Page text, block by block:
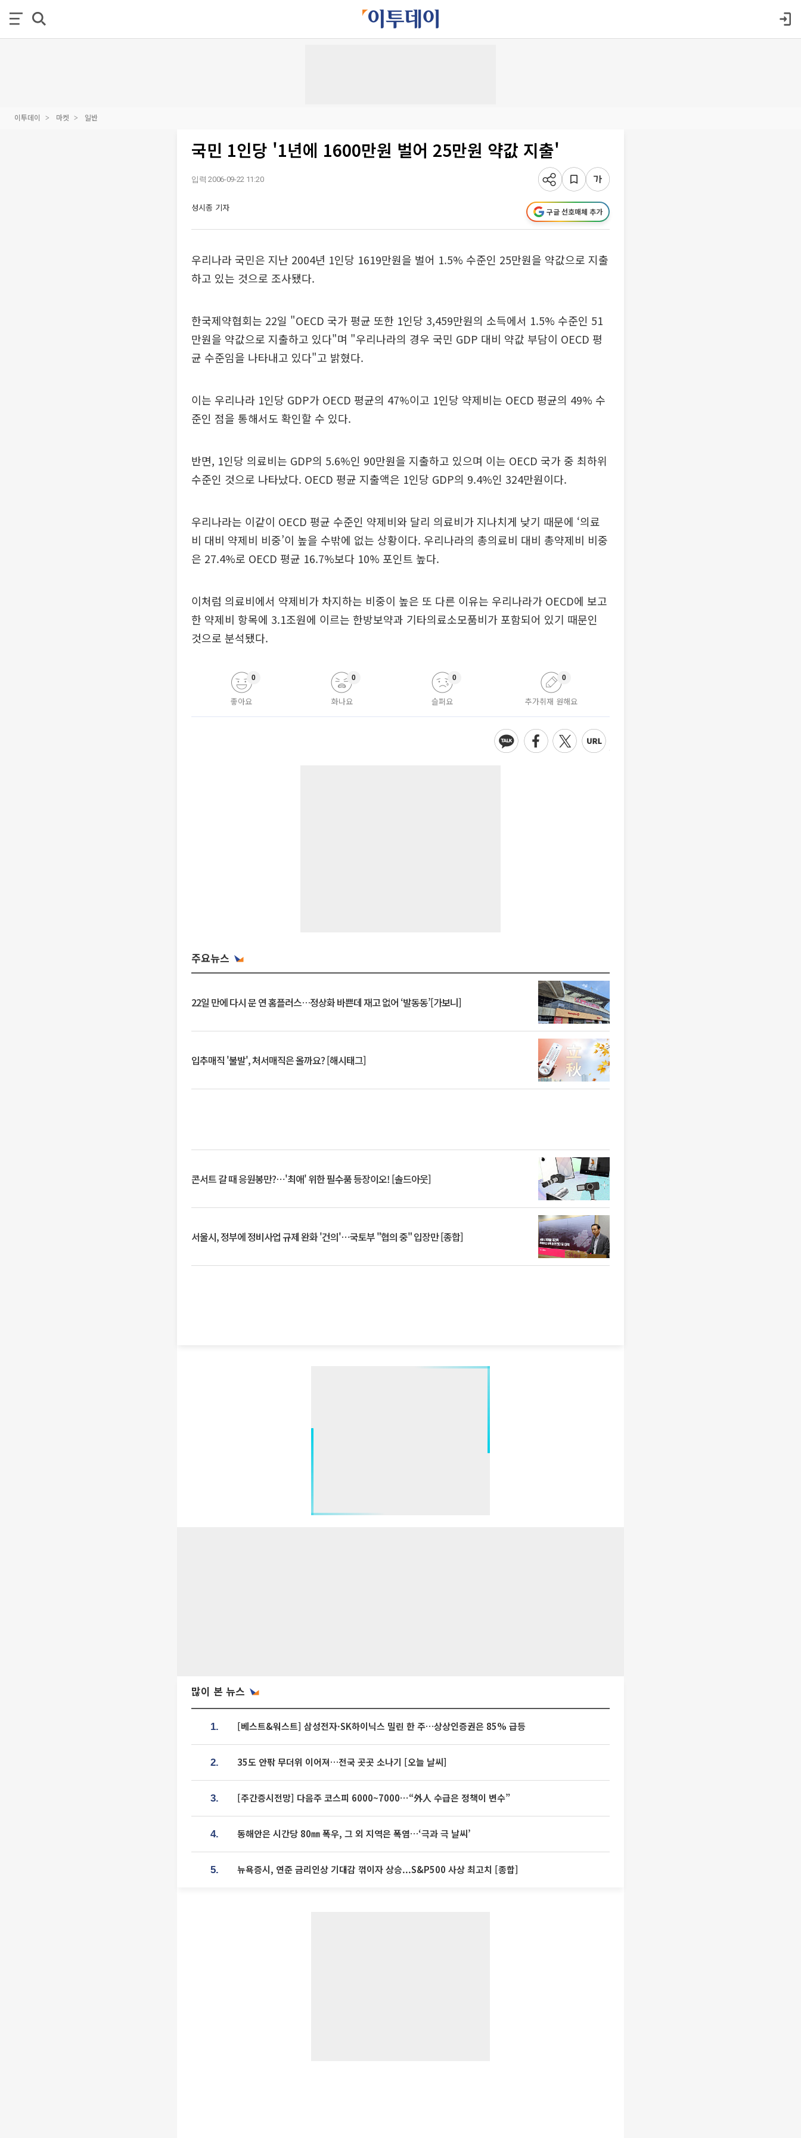
이투데이 마켓 일반
국민 1인당 '1년에 1600만원 벌어 25만원 약값 지출'
입력 2006-09-22 11:20
성시종 기자 구글 선호매체 추가
우리나라 국민은 지난 2004년 1인당 1619만원을 벌어 1.5% 수준인 25만원을 약값으로 지출
하고 있는 것으로 조사됐다.
한국제약협회는 22일 "OECD 국가 평균 또한 1인당 3,459만원의 소득에서 1.5% 수준인 51
만원을 약값으로 지출하고 있다"며 "우리나라의 경우 국민 GDP 대비 약값 부담이 OECD 평
균 수준임을 나타내고 있다"고 밝혔다.
이는 우리나라 1인당 GDP가 OECD 평균의 47%이고 1인당 약제비는 OECD 평균의 49% 수
준인 점을 통해서도 확인할 수 있다.
반면, 1인당 의료비는 GDP의 5.6%인 90만원을 지출하고 있으며 이는 OECD 국가 중 최하위
수준인 것으로 나타났다. OECD 평균 지출액은 1인당 GDP의 9.4%인 324만원이다.
우리나라는 이같이 OECD 평균 수준인 약제비와 달리 의료비가 지나치게 낮기 때문에 ‘의료
비 대비 약제비 비중’이 높을 수밖에 없는 상황이다. 우리나라의 총의료비 대비 총약제비 비중
은 27.4%로 OECD 평균 16.7%보다 10% 포인트 높다.
이처럼 의료비에서 약제비가 차지하는 비중이 높은 또 다른 이유는 우리나라가 OECD에 보고
한 약제비 항목에 3.1조원에 이르는 한방보약과 기타의료소모품비가 포함되어 있기 때문인
것으로 분석됐다.
좋아요
0
화나요
0
슬퍼요
0
추가취재 원해요
0
주요뉴스
22일 만에 다시 문 연 홈플러스…정상화 바쁜데 재고 없어 ‘발동동’[가보니]
입추매직 '불발', 처서매직은 올까요? [해시태그]
콘서트 갈 때 응원봉만?⋯'최애' 위한 필수품 등장이오! [솔드아웃]
서울시, 정부에 정비사업 규제 완화 '건의'⋯국토부 "협의 중" 입장만 [종합]
많이 본 뉴스
1. [베스트&워스트] 삼성전자·SK하이닉스 밀린 한 주…상상인증권은 85% 급등
2. 35도 안팎 무더위 이어져…전국 곳곳 소나기 [오늘 날씨]
3. [주간증시전망] 다음주 코스피 6000~7000⋯“外人 수급은 정책이 변수”
4. 동해안은 시간당 80㎜ 폭우, 그 외 지역은 폭염…‘극과 극 날씨’
5. 뉴욕증시, 연준 금리인상 기대감 꺾이자 상승...S&P500 사상 최고치 [종합]